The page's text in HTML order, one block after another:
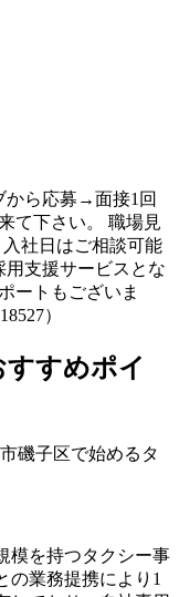
から応募→面接1回
て下さい。 職場見
社日はご相談可能
用支援サービスとな
ートもございま
）
すめポイ
磯子区で始めるタ
模を持つタクシー事
の業務提携により1